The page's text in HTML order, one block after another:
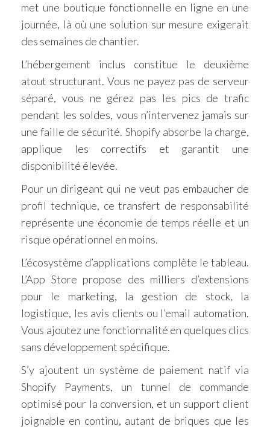
met une boutique fonctionnelle en ligne en une
journée, là où une solution sur mesure exigerait
des semaines de chantier.
L’hébergement inclus constitue le deuxième
atout structurant. Vous ne payez pas de serveur
séparé, vous ne gérez pas les pics de trafic
pendant les soldes, vous n’intervenez jamais sur
une faille de sécurité. Shopify absorbe la charge,
applique les correctifs et garantit une
disponibilité élevée.
Pour un dirigeant qui ne veut pas embaucher de
profil technique, ce transfert de responsabilité
représente une économie de temps réelle et un
risque opérationnel en moins.
L’écosystème d’applications complète le tableau.
L’App Store propose des milliers d’extensions
pour le marketing, la gestion de stock, la
logistique, les avis clients ou l’email automation.
Vous ajoutez une fonctionnalité en quelques clics
sans développement spécifique.
S’y ajoutent un système de paiement natif via
Shopify Payments, un tunnel de commande
optimisé pour la conversion, et un support client
joignable en continu, autant de briques que les